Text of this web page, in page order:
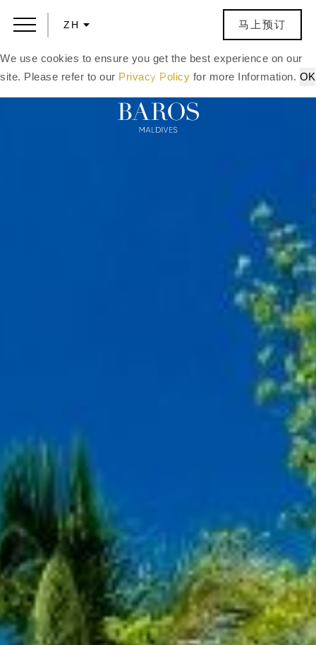
ZH 马上预订
We use cookies to ensure you get the best experience on our
site. Please refer to our Privacy Policy for more Information. OK